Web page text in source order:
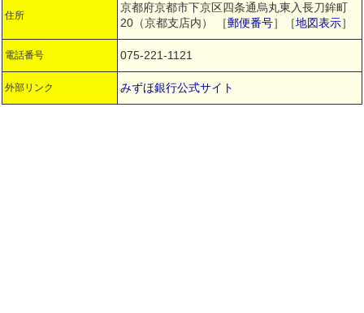
住所
京都府京都市下京区四条通烏丸東入長刀鉾町
20（京都支店内）
［郵便番号］［地図表示］
電話番号 075-221-1121
外部リンク みずほ銀行公式サイト